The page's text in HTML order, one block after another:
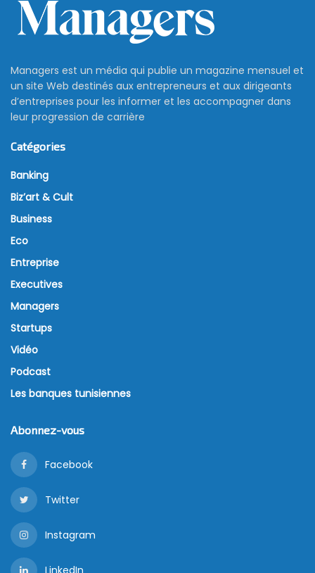
Managers est un média qui publie un magazine mensuel et
un site Web destinés aux entrepreneurs et aux dirigeants
d’entreprises pour les informer et les accompagner dans
leur progression de carrière
Catégories
Banking
Biz’art & Cult
Business
Eco
Entreprise
Executives
Managers
Startups
Vidéo
Podcast
Les banques tunisiennes
Abonnez-vous
Facebook
Twitter
Instagram
LinkedIn